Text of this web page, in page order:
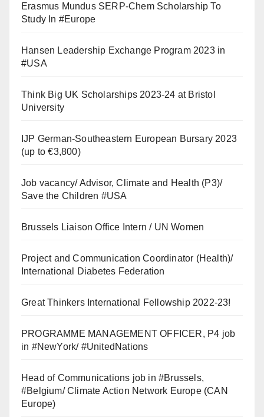
Erasmus Mundus SERP-Chem Scholarship To
Study In #Europe
Hansen Leadership Exchange Program 2023 in
#USA
Think Big UK Scholarships 2023-24 at Bristol
University
IJP German-Southeastern European Bursary 2023
(up to €3,800)
Job vacancy/ Advisor, Climate and Health (P3)/
Save the Children #USA
Brussels Liaison Office Intern / UN Women
Project and Communication Coordinator (Health)/
International Diabetes Federation
Great Thinkers International Fellowship 2022-23!
PROGRAMME MANAGEMENT OFFICER, P4 job
in #NewYork/ #UnitedNations
Head of Communications job in #Brussels,
#Belgium/ Climate Action Network Europe (CAN
Europe)